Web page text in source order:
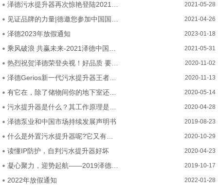
泽德污水提升器再次惊艳登陆2021中国厨卫展 2021-05-28
见证品牌的力量|德邀您参加中国国际厨房、卫浴设施展览会 2021-04-26
泽德2023年放假通知 2023-01-18
乘风破浪 共赢未来-2021泽德中国经销商大会圆满召开 2021-05-31
热烈祝贺泽德荣登央视！好品质 要排水 选泽德！ 2020-11-02
泽德Gerios新一代污水提升器王者问世—五大硬核突破！ 2020-11-13
有它在，除了储物间你的地下室还可以这么装 2020-05-14
污水提升器是什么？其工作原理是？哪些地方能用？ 2020-04-28
泽德泵业和中国市场持续发展声明书 2019-08-23
什么是外置污水提升器呢?它又有什么优势呢 2020-10-29
读懂IP防护，自判污水提升器好坏 2020-04-23
凝心聚力，迎势起航——2019泽德中国经销商研讨会 2019-10-17
2022年放假通知 2022-01-28